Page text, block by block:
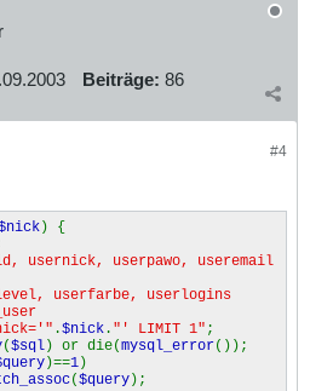
Beiträge: 86
#4
) {
usernick, userpawo, useremail
userlogins
.$nick . "' LIMIT 1" ;
($sql) or die(mysql_error());
)==1)
($query);